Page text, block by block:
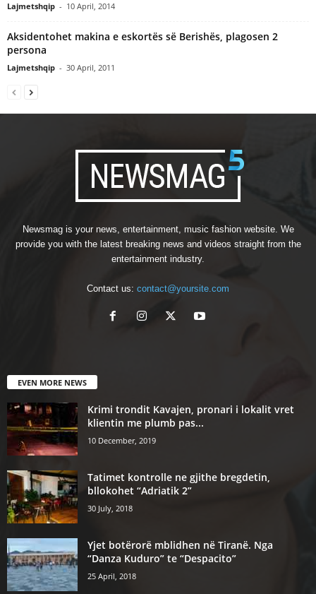
Lajmetshqip - 10 April, 2014
Aksidentohet makina e eskortës së Berishës, plagosen 2
persona
Lajmetshqip - 30 April, 2011
Newsmag is your news, entertainment, music fashion website. We
provide you with the latest breaking news and videos straight from the
entertainment industry.
Contact us: contact@yoursite.com
EVEN MORE NEWS
Krimi trondit Kavajen, pronari i lokalit vret
klientin me plumb pas...
10 December, 2019
Tatimet kontrolle ne gjithe bregdetin,
bllokohet “Adriatik 2”
30 July, 2018
Yjet botërorë mblidhen në Tiranë. Nga
“Danza Kuduro” te “Despacito”
25 April, 2018